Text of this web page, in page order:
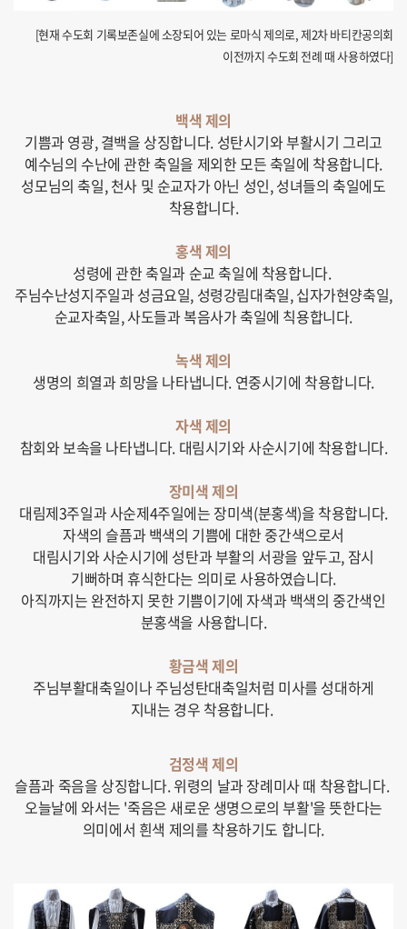
[현재 수도회 기록보존실에 소장되어 있는 로마식 제의로, 제2차 바티칸공의회
이전까지 수도회 전례 때 사용하였다]
백색 제의
기쁨과 영광, 결백을 상징합니다. 성탄시기와 부활시기 그리고
예수님의 수난에 관한 축일을 제외한 모든 축일에 착용합니다.
성모님의 축일, 천사 및 순교자가 아닌 성인, 성녀들의 축일에도
착용합니다.
홍색 제의
성령에 관한 축일과 순교 축일에 착용합니다.
주님수난성지주일과 성금요일, 성령강림대축일, 십자가현양축일,
순교자축일, 사도들과 복음사가 축일에 칙용합니다.
녹색 제의
생명의 희열과 희망을 나타냅니다. 연중시기에 착용합니다.
자색 제의
참회와 보속을 나타냅니다. 대림시기와 사순시기에 착용합니다.
장미색 제의
대림제3주일과 사순제4주일에는 장미색(분홍색)을 착용합니다.
자색의 슬픔과 백색의 기쁨에 대한 중간색으로서
대림시기와 사순시기에 성탄과 부활의 서광을 앞두고, 잠시
기뻐하며 휴식한다는 의미로 사용하였습니다.
아직까지는 완전하지 못한 기쁨이기에 자색과 백색의 중간색인
분홍색을 사용합니다.
황금색 제의
주님부활대축일이나 주님성탄대축일처럼 미사를 성대하게
지내는 경우 착용합니다.
검정색 제의
슬픔과 죽음을 상징합니다. 위령의 날과 장례미사 때 착용합니다.
오늘날에 와서는 '죽음은 새로운 생명으로의 부활'을 뜻한다는
의미에서 흰색 제의를 착용하기도 합니다.